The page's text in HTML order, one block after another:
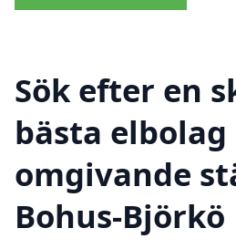
Sök efter en
bästa elbolag
omgivande
Bohus-Björkö